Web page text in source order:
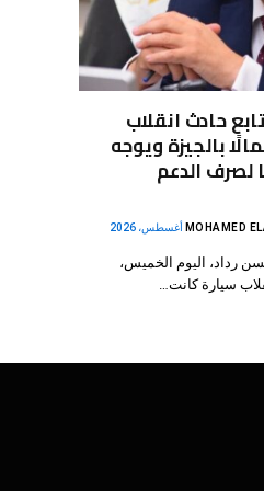
حادث انقلاب
بالجيزة ويوجه
لصرف الدعم
MOHAMED
رداد، اليوم الخميس،
سيارة كانت…